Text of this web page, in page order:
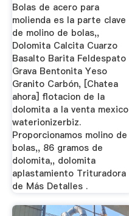
Bolas de acero para
molienda es la parte clave
de molino de bolas,,
Dolomita Calcita Cuarzo
Basalto Barita Feldespato
Grava Bentonita Yeso
Granito Carbón, [Chatea
ahora] flotacion de la
dolomita a la venta mexico
waterionizerbiz.
Proporcionamos molino de
bolas,, 86 gramos de
dolomita,, dolomita
aplastamiento Trituradora
de Más Detalles .